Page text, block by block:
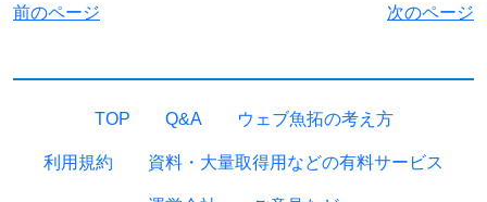
前のページ 次のページ
TOP Q&A ウェブ魚拓の考え方
利用規約 資料・大量取得用などの有料サービス